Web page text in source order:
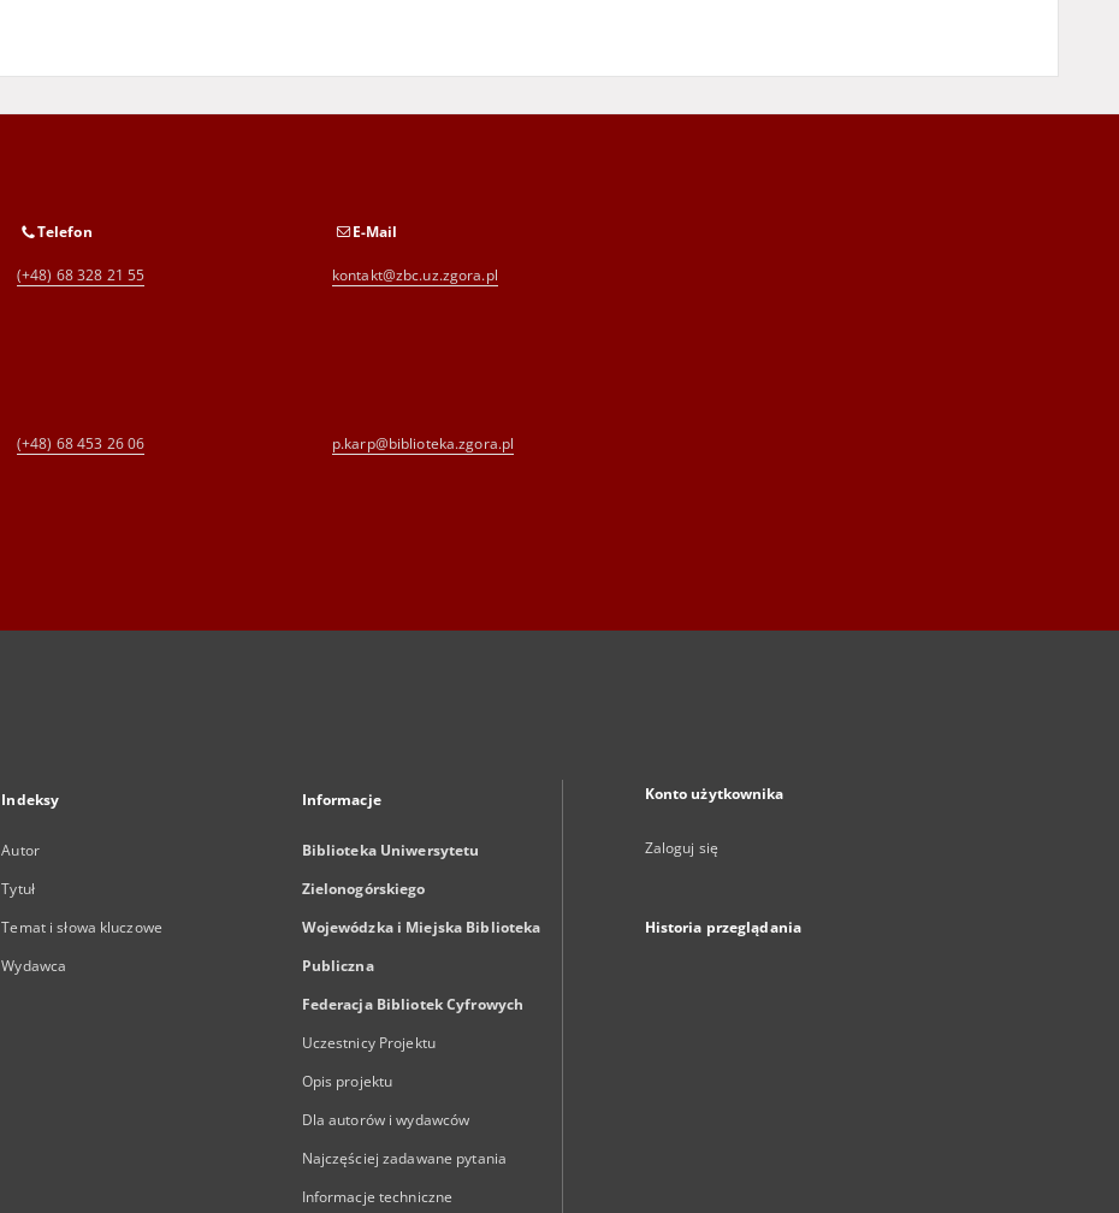
Telefon
(+48) 68 328 21 55
E-Mail
kontakt@zbc.uz.zgora.pl
(+48) 68 453 26 06 p.karp@biblioteka.zgora.pl
Indeksy
Autor
Tytuł
Temat i słowa kluczowe
Wydawca
Informacje
Biblioteka Uniwersytetu
Zielonogórskiego
Wojewódzka i Miejska Biblioteka
Publiczna
Federacja Bibliotek Cyfrowych
Uczestnicy Projektu
Opis projektu
Dla autorów i wydawców
Najczęściej zadawane pytania
Informacje techniczne
Konto użytkownika
Zaloguj się
Historia przeglądania